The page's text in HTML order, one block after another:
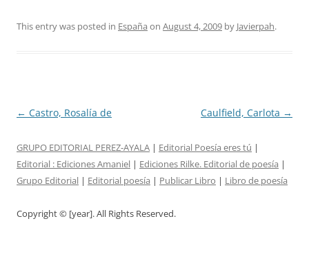
This entry was posted in España on August 4, 2009 by Javierpah.
Post
← Castro, Rosalía de Caulfield, Carlota →
GRUPO EDITORIAL PEREZ-AYALA | Editorial Poesía eres tú |
Editorial : Ediciones Amaniel | Ediciones Rilke. Editorial de poesía |
Grupo Editorial | Editorial poesía | Publicar Libro | Libro de poesía
Copyright © [year]. All Rights Reserved.